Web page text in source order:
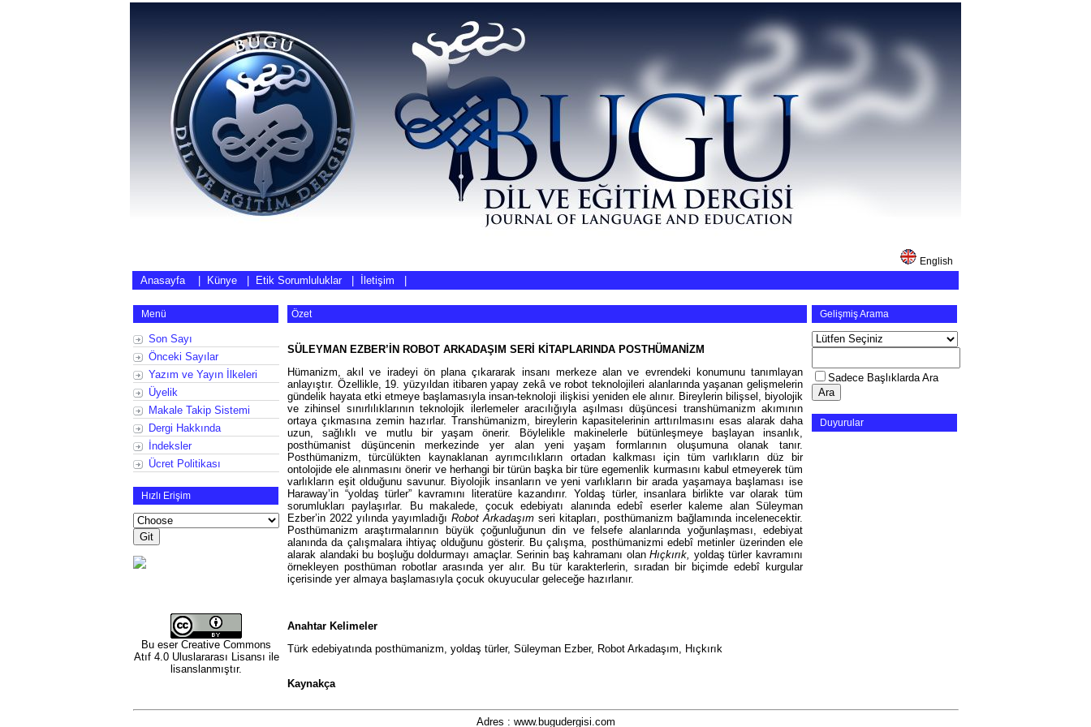
English
Anasayfa| Künye Etik Sorumluluklar İletişim
Menü
Son Sayı
Önceki Sayılar
Yazım ve Yayın İlkeleri
Üyelik
Makale Takip Sistemi
Dergi Hakkında
İndeksler
Ücret Politikası
Hızlı Erişim
Bu eser Creative Commons
Atıf 4.0 Uluslararası Lisansı ile
lisanslanmıştır.
Özet
SÜLEYMAN EZBER’İN ROBOT ARKADAŞIM SERİ KİTAPLARINDA POSTHÜMANİZM
Hümanizm, akıl ve iradeyi ön plana çıkararak insanı merkeze alan ve evrendeki konumunu tanımlayan
anlayıştır. Özellikle, 19. yüzyıldan itibaren yapay zekâ ve robot teknolojileri alanlarında yaşanan gelişmelerin
gündelik hayata etki etmeye başlamasıyla insan-teknoloji ilişkisi yeniden ele alınır. Bireylerin bilişsel, biyolojik
ve zihinsel sınırlılıklarının teknolojik ilerlemeler aracılığıyla aşılması düşüncesi transhümanizm akımının
ortaya çıkmasına zemin hazırlar. Transhümanizm, bireylerin kapasitelerinin arttırılmasını esas alarak daha
uzun, sağlıklı ve mutlu bir yaşam önerir. Böylelikle makinelerle bütünleşmeye başlayan insanlık,
posthümanist düşüncenin merkezinde yer alan yeni yaşam formlarının oluşumuna olanak tanır.
Posthümanizm, türcülükten kaynaklanan ayrımcılıkların ortadan kalkması için tüm varlıkların düz bir
ontolojide ele alınmasını önerir ve herhangi bir türün başka bir türe egemenlik kurmasını kabul etmeyerek tüm
varlıkların eşit olduğunu savunur. Biyolojik insanların ve yeni varlıkların bir arada yaşamaya başlaması ise
Haraway’in “yoldaş türler” kavramını literatüre kazandırır. Yoldaş türler, insanlara birlikte var olarak tüm
sorumlukları paylaşırlar. Bu makalede, çocuk edebiyatı alanında edebî eserler kaleme alan Süleyman
Ezber’in 2022 yılında yayımladığı Robot Arkadaşım seri kitapları, posthümanizm bağlamında incelenecektir.
Posthümanizm araştırmalarının büyük çoğunluğunun din ve felsefe alanlarında yoğunlaşması, edebiyat
alanında da çalışmalara ihtiyaç olduğunu gösterir. Bu çalışma, posthümanizmi edebî metinler üzerinden ele
alarak alandaki bu boşluğu doldurmayı amaçlar. Serinin baş kahramanı olanHıçkırık, yoldaş türler kavramını
örnekleyen posthüman robotlar arasında yer alır. Bu tür karakterlerin, sıradan bir biçimde edebî kurgular
içerisinde yer almaya başlamasıyla çocuk okuyucular geleceğe hazırlanır.
Anahtar Kelimeler
Türk edebiyatında posthümanizm, yoldaş türler, Süleyman Ezber, Robot Arkadaşım, Hıçkırık
Kaynakça
Gelişmiş Arama
Sadece Başlıklarda Ara
Duyurular
Adres : www.bugudergisi.com